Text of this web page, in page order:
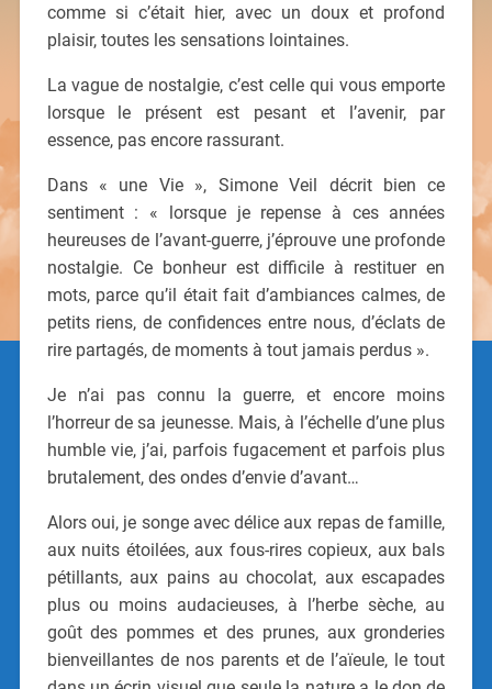
comme si c’était hier, avec un doux et profond
plaisir, toutes les sensations lointaines.
La vague de nostalgie, c’est celle qui vous emporte
lorsque le présent est pesant et l’avenir, par
essence, pas encore rassurant.
Dans « une Vie », Simone Veil décrit bien ce
sentiment : « lorsque je repense à ces années
heureuses de l’avant-guerre, j’éprouve une profonde
nostalgie. Ce bonheur est difficile à restituer en
mots, parce qu’il était fait d’ambiances calmes, de
petits riens, de confidences entre nous, d’éclats de
rire partagés, de moments à tout jamais perdus ».
Je n’ai pas connu la guerre, et encore moins
l’horreur de sa jeunesse. Mais, à l’échelle d’une plus
humble vie, j’ai, parfois fugacement et parfois plus
brutalement, des ondes d’envie d’avant…
Alors oui, je songe avec délice aux repas de famille,
aux nuits étoilées, aux fous-rires copieux, aux bals
pétillants, aux pains au chocolat, aux escapades
plus ou moins audacieuses, à l’herbe sèche, au
goût des pommes et des prunes, aux gronderies
bienveillantes de nos parents et de l’aïeule, le tout